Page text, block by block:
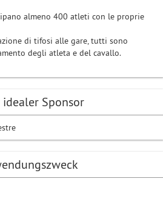
almeno 400 atleti con le proprie
di tifosi alle gare, tutti sono
degli atleta e del cavallo.
idealer Sponsor